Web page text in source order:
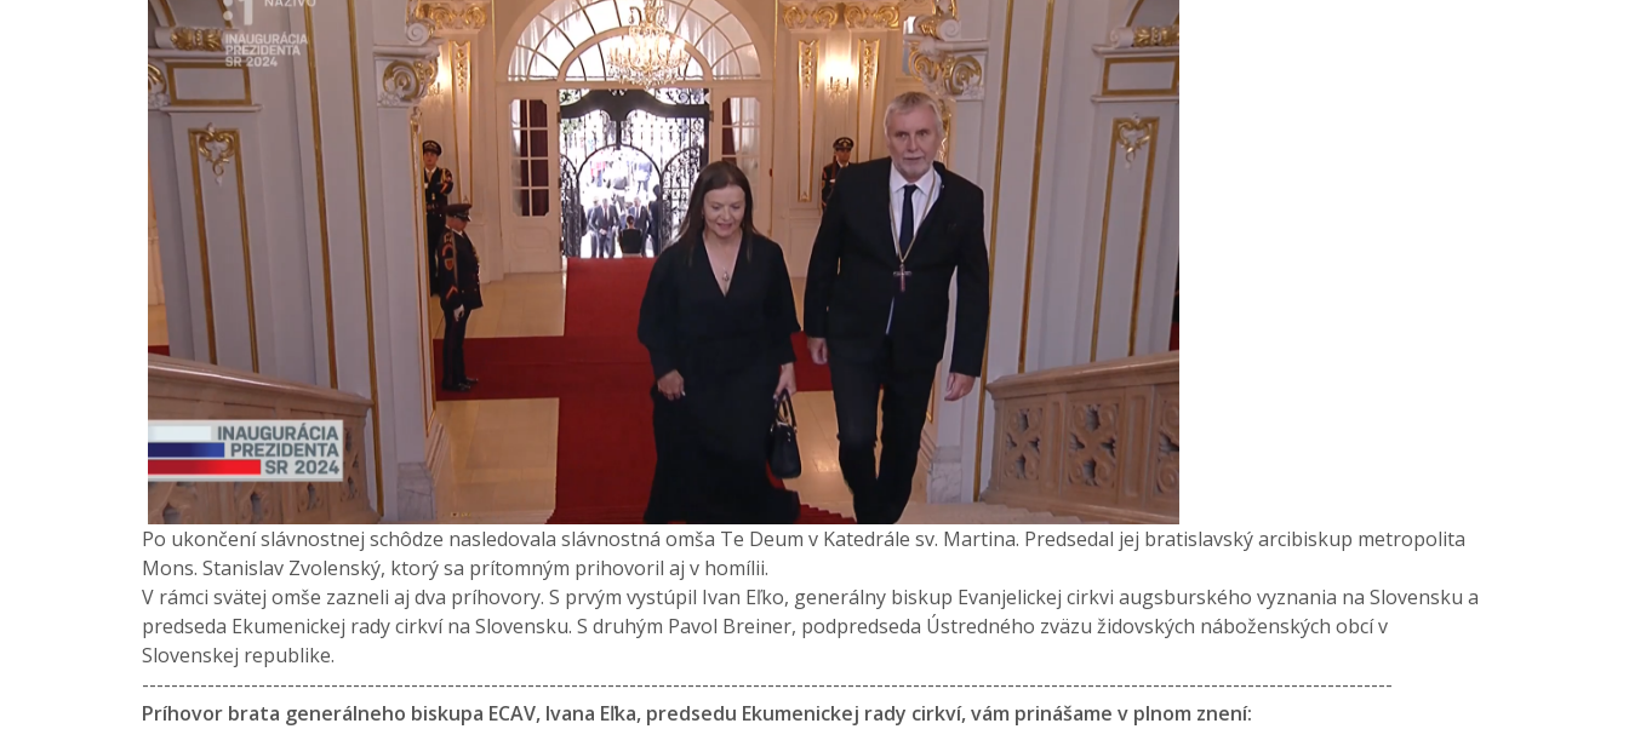
Po ukončení slávnostnej schôdze nasledovala slávnostná omša Te Deum v Katedrále sv. Martina. Predsedal jej bratislavský arcibiskup metropolita
Mons. Stanislav Zvolenský, ktorý sa prítomným prihovoril aj v homílii.
V rámci svätej omše zazneli aj dva príhovory. S prvým vystúpil Ivan Eľko, generálny biskup Evanjelickej cirkvi augsburského vyznania na Slovensku a
predseda Ekumenickej rady cirkví na Slovensku. S druhým Pavol Breiner, podpredseda Ústredného zväzu židovských náboženských obcí v
Slovenskej republike.
----------------------------------------------------------------------------------------------------------------------------------------------------------------------------
Príhovor brata generálneho biskupa ECAV, Ivana Eľka, predsedu Ekumenickej rady cirkví, vám prinášame v plnom znení: